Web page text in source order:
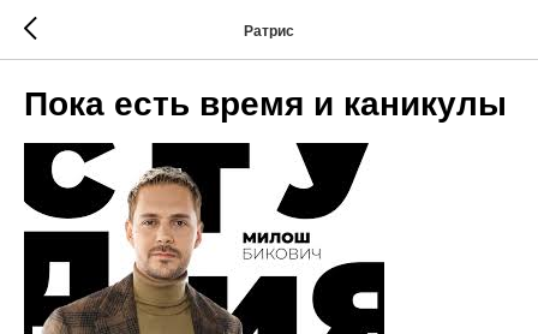
Ратрис
Пока есть время и каникулы